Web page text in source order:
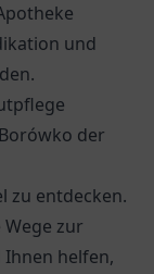
und
der
zu entdecken.
zur
helfen,